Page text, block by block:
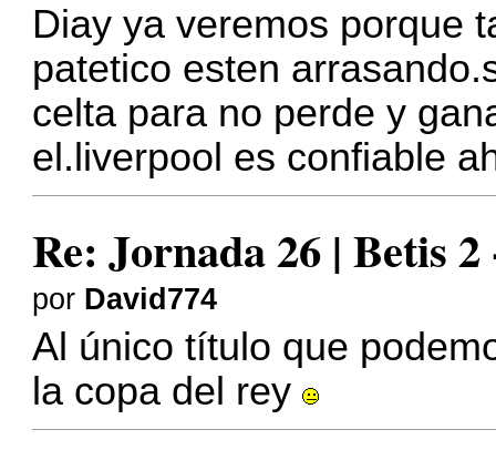
Diay ya veremos porque
patetico esten
celta para no perde y
el.liverpool es confiable
Re: Jornada 26 | Betis
por David774
Al único título que
la copa del rey